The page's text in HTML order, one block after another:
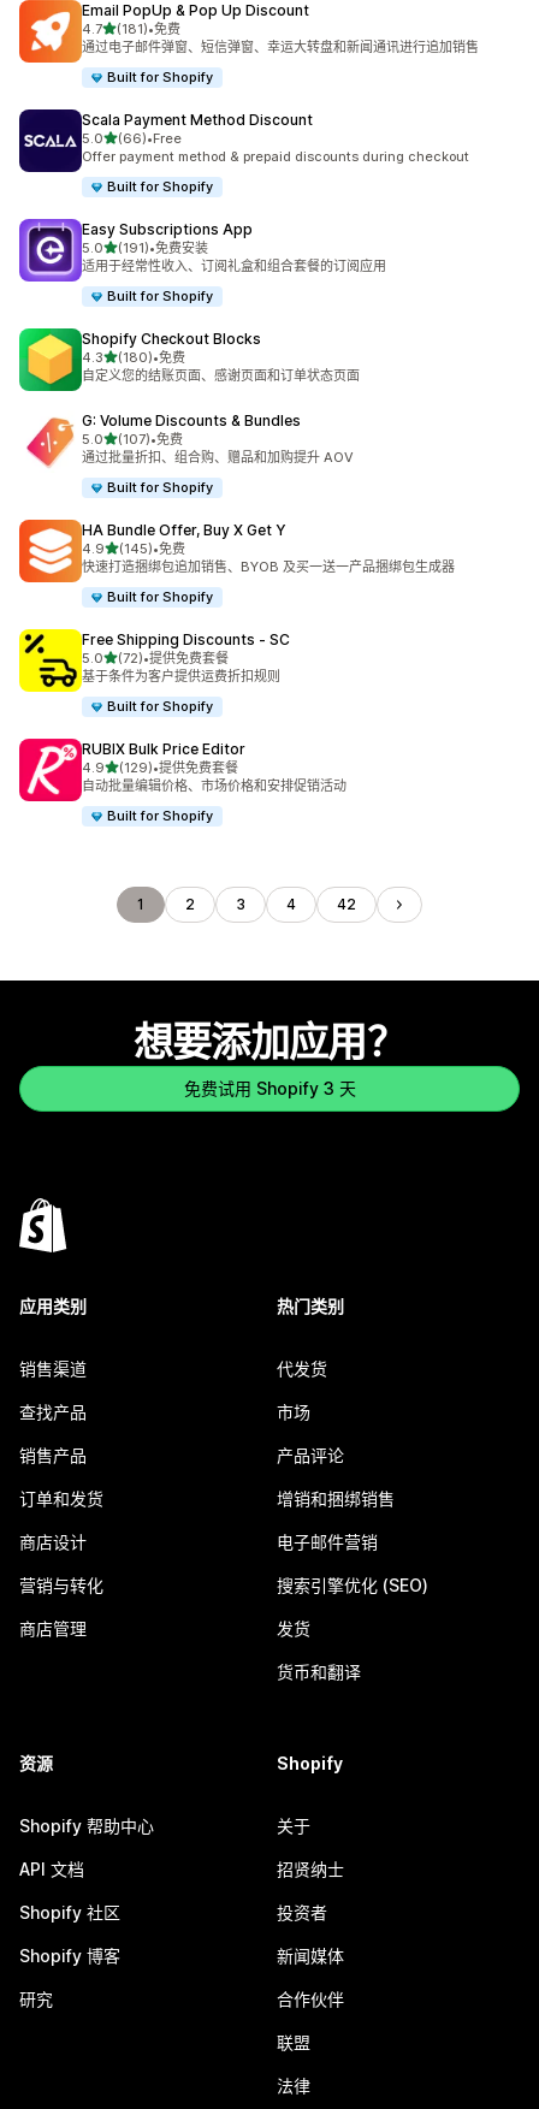
Email PopUp & Pop Up Discount
4.7星（满分 5 星）
(181)
总共 181 条评论
•免费
通过电子邮件弹窗、短信弹窗、幸运大转盘和新闻通讯进行追加销售
Built for Shopify
Scala Payment Method Discount
5.0星（满分 5 星）
(66)
总共 66 条评论
•Free
Offer payment method & prepaid discounts during checkout
Built for Shopify
Easy Subscriptions App
5.0星（满分 5 星）
(191)
总共 191 条评论
•免费安装
适用于经常性收入、订阅礼盒和组合套餐的订阅应用
Built for Shopify
Shopify Checkout Blocks
4.3星（满分 5 星）
(180)
总共 180 条评论
•免费
自定义您的结账页面、感谢页面和订单状态页面
G: Volume Discounts & Bundles
5.0星（满分 5 星）
(107)
总共 107 条评论
•免费
通过批量折扣、组合购、赠品和加购提升 AOV
Built for Shopify
HA Bundle Offer, Buy X Get Y
4.9星（满分 5 星）
(145)
总共 145 条评论
•免费
快速打造捆绑包追加销售、BYOB 及买一送一产品捆绑包生成器
Built for Shopify
Free Shipping Discounts ‑ SC
5.0星（满分 5 星）
(72)
总共 72 条评论
•提供免费套餐
基于条件为客户提供运费折扣规则
Built for Shopify
RUBIX Bulk Price Editor
4.9星（满分 5 星）
(129)
总共 129 条评论
•提供免费套餐
自动批量编辑价格、市场价格和安排促销活动
Built for Shopify
1 2 3 4 42
想要添加应用？
免费试用 Shopify 3 天
应用类别
销售渠道
查找产品
销售产品
订单和发货
商店设计
营销与转化
商店管理
热门类别
代发货
市场
产品评论
增销和捆绑销售
电子邮件营销
搜索引擎优化 (SEO)
发货
货币和翻译
资源
Shopify 帮助中心
API 文档
Shopify 社区
Shopify 博客
研究
Shopify
关于
招贤纳士
投资者
新闻媒体
合作伙伴
联盟
法律